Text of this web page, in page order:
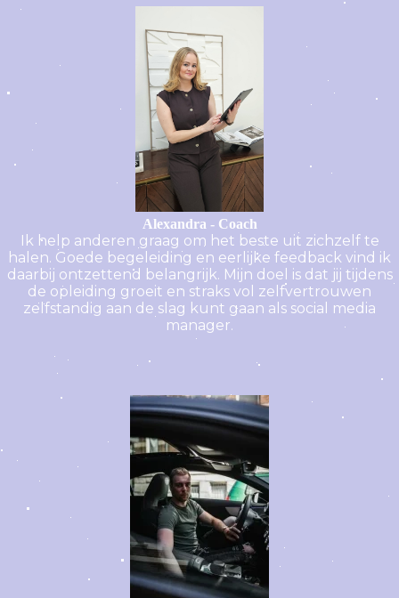
Alexandra - Coach
Ik help anderen graag om het beste uit zichzelf te
halen. Goede begeleiding en eerlijke feedback vind ik
daarbij ontzettend belangrijk. Mijn doel is dat jij tijdens
de opleiding groeit en straks vol zelfvertrouwen
zelfstandig aan de slag kunt gaan als social media
manager.